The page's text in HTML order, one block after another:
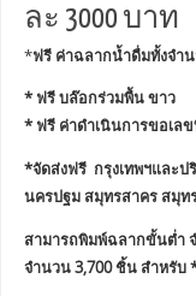
ละ 3000 บาท
*ฟรี ค่าฉลากน้ำดื่มทั้งจำ
* ฟรี บล๊อกร่วมพื้น ขาว
* ฟรี ค่าดำเนินการขอเล
*จัดส่งฟรี กรุงเทพฯและป
นครปฐม สมุทรสาคร สมุท
สามารถพิมพ์ฉลากขั้นต่ำ
จำนวน 3,700 ชิ้น สำหรับ